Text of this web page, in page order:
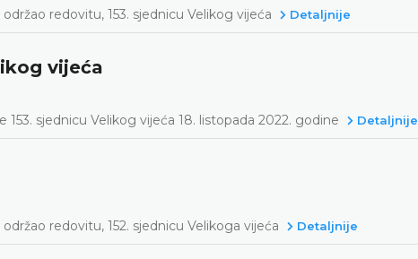
redovitu, 153. sjednicu Velikog vijeća Detaljnije
vijeća
sjednicu Velikog vijeća 18. listopada 2022. godine Detaljnije
redovitu, 152. sjednicu Velikoga vijeća Detaljnije